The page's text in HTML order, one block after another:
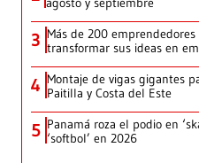
3 Más de 200
transformar sus ideas en
4 Montaje de vigas gigantes
Paitilla y Costa del Este
5 Panamá roza el podio en
‘softbol’ en 2026